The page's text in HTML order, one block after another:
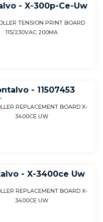
- X-300p-Ce-Uw
TENSION PRINT BOARD
115/230VAC 200MA
- 11507453
REPLACEMENT BOARD X-
3400CE UW
- X-3400ce Uw
REPLACEMENT BOARD X-
3400CE UW